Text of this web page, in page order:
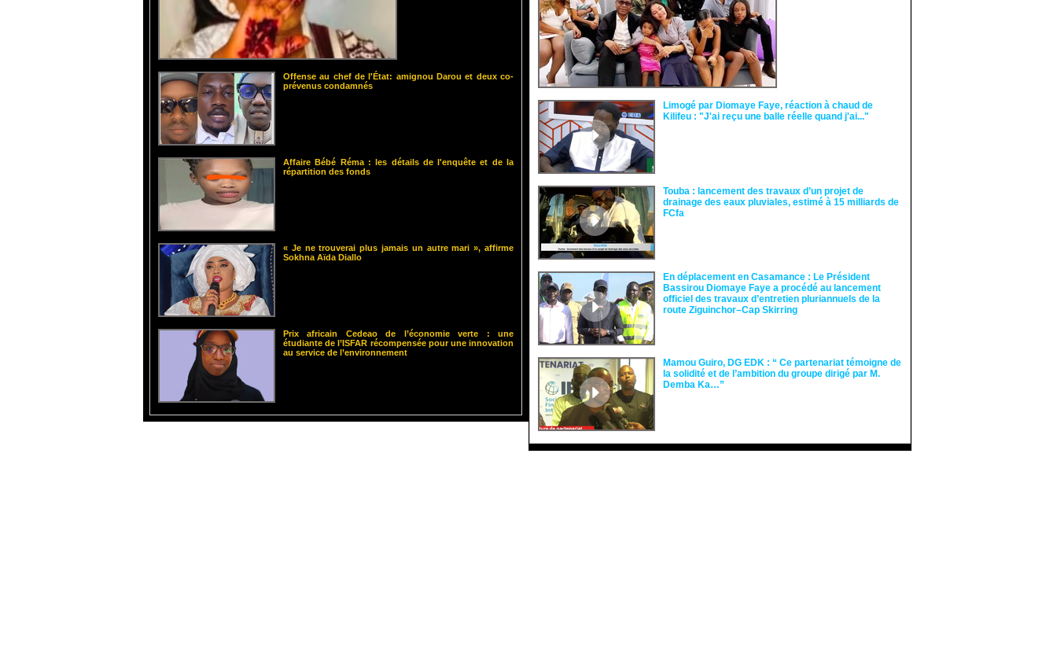
Offense au chef de l'État: amignou Darou et deux co-
prévenus condamnés
Affaire Bébé Réma : les détails de l'enquête et de la
répartition des fonds
« Je ne trouverai plus jamais un autre mari », affirme
Sokhna Aïda Diallo
Prix africain Cedeao de l’économie verte : une
étudiante de l’ISFAR récompensée pour une innovation
au service de l’environnement
Limogé par Diomaye Faye, réaction à chaud de
Kilifeu : "J'ai reçu une balle réelle quand j'ai..."
Touba : lancement des travaux d’un projet de
drainage des eaux pluviales, estimé à 15 milliards de
FCfa ‎
En déplacement en Casamance : Le Président
Bassirou Diomaye Faye a procédé au lancement
officiel des travaux d’entretien pluriannuels de la
route Ziguinchor–Cap Skirring
Mamou Guiro, DG EDK : “ Ce partenariat témoigne de
la solidité et de l’ambition du groupe dirigé par M.
Demba Ka…”